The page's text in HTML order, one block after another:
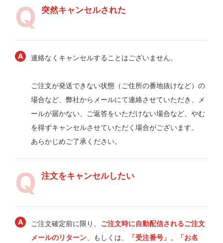
突然キャンセルされた
連絡なくキャンセルすることはございません。
ご注文が発送できない状態（ご住所の番地抜けなど）の
場合など、弊社からメールにて連絡させていただき、メ
ールが届かない、ご返答をいただけない場合など、やむ
を得ずキャンセルさせていただく場合がございます。
あらかじめご了承ください。
注文をキャンセルしたい
ご注文確定前に限り、 ご注文時に自動配信されるご注文
メールのリターン 、もしくは、
「受注番号」、「お名